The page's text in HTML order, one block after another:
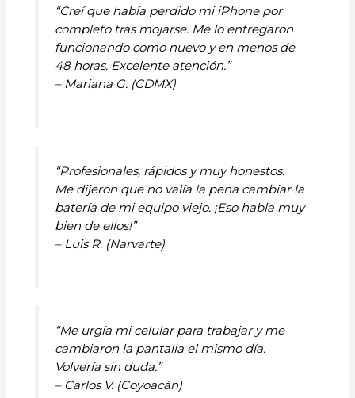
“Creí que había perdido mi iPhone por
completo tras mojarse. Me lo entregaron
funcionando como nuevo y en menos de
48 horas. Excelente atención.”
– Mariana G. (CDMX)
“Profesionales, rápidos y muy honestos.
Me dijeron que no valía la pena cambiar la
batería de mi equipo viejo. ¡Eso habla muy
bien de ellos!”
– Luis R. (Narvarte)
“Me urgía mi celular para trabajar y me
cambiaron la pantalla el mismo día.
Volvería sin duda.”
– Carlos V. (Coyoacán)